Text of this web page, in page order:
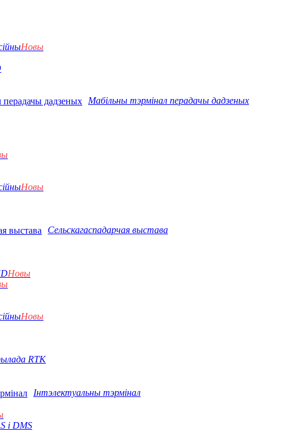
Новы
Мабільны тэрмінал перадачы дадзеных
Новы
Сельскагаспадарчая выстава
Новы
Новы
RTK
Інтэлектуальны тэрмінал
і DMS